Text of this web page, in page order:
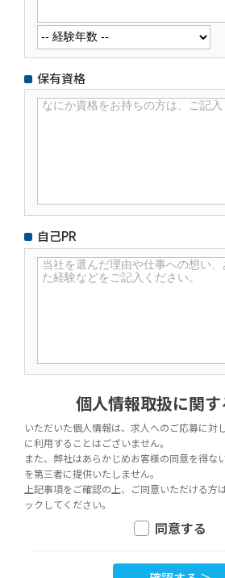
保有資格
自己PR
個人情報取扱に関
いただいた個人情報は、求人へのご応募に対
に利用することはございません。
また、弊社はあらかじめお客様の同意を得な
を第三者に提供いたしません。
上記事項をご確認の上、ご同意いただける方
ックしてください。
同意する